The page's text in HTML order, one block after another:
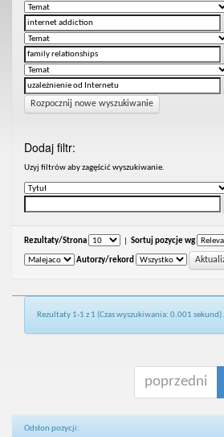
Rozpocznij nowe wyszukiwanie
Dodaj filtr:
Uzyj filtrów aby zagęścić wyszukiwanie.
Rezultaty/Strona Sortuj pozycje wg
Autorzy/rekord
Rezultaty 1-1 z 1 (Czas wyszukiwania: 0.001 sekund).
poprzedni
Odsłon pozycji: